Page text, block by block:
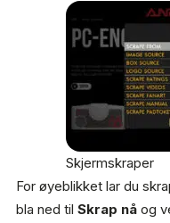
Skjermskraper
For øyeblikket lar du
bla ned til Skrap nå og